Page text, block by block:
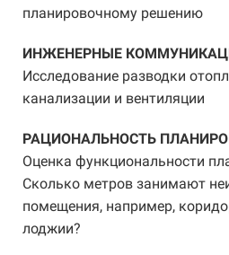
планировочному решению
ИНЖЕНЕРНЫЕ
Исследование разводки
канализации и вентиляции
РАЦИОНАЛЬНОСТЬ
Оценка функциональности
Сколько метров занимают
помещения, например,
лоджии?